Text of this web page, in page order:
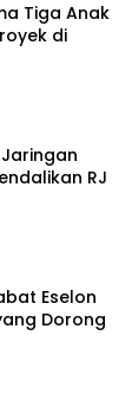
Tiga Anak
di
RJ
Eselon
Dorong